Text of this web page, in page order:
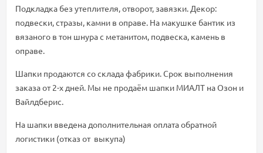
Подкладка без утеплителя, отворот, завязки. Декор:
подвески, стразы, камни в оправе. На макушке бантик из
вязаного в тон шнура с метанитом, подвеска, камень в
оправе.
Шапки продаются со склада фабрики. Срок выполнения
заказа от 2-х дней. Мы не продаём шапки МИАЛТ на Озон и
Вайлдберис.
На шапки введена дополнительная оплата обратной
логистики (отказ от выкупа)